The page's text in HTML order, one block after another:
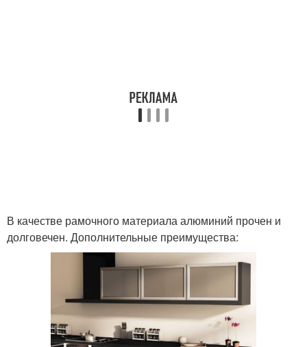
В качестве рамочного материала алюминий прочен и
долговечен. Дополнительные преимущества: